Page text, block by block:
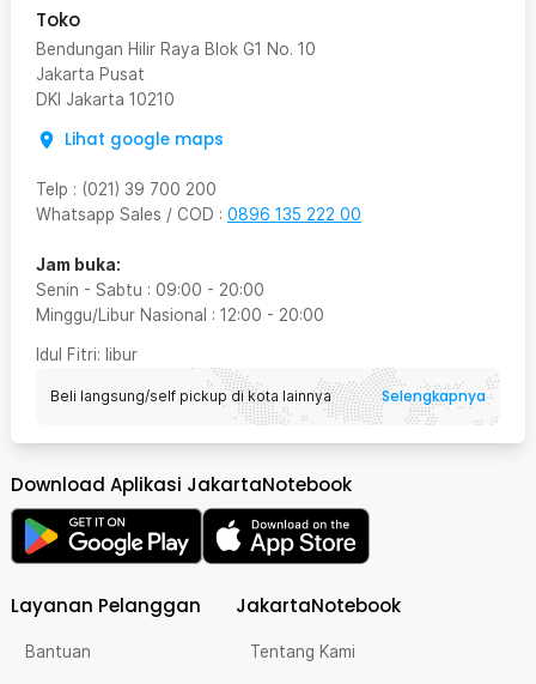
Toko
Bendungan Hilir Raya Blok G1 No. 10
Jakarta Pusat
DKI Jakarta 10210
Lihat google maps
Telp : (021) 39 700 200
Whatsapp Sales / COD : 0896 135 222 00
Jam buka:
Senin - Sabtu : 09:00 - 20:00
Minggu/Libur Nasional : 12:00 - 20:00
Idul Fitri: libur
Beli langsung/self pickup di kota lainnya Selengkapnya
Download Aplikasi JakartaNotebook
Layanan Pelanggan
Bantuan
JakartaNotebook
Tentang Kami